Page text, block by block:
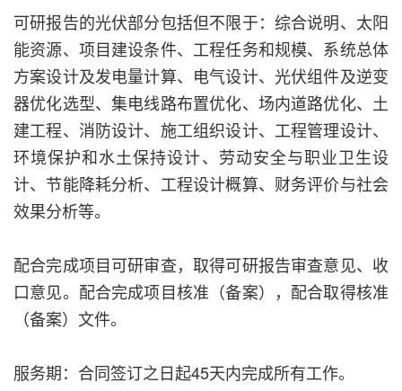
可研报告的光伏部分包括但不限于：综合说明、太阳
能资源、项目建设条件、工程任务和规模、系统总体
方案设计及发电量计算、电气设计、光伏组件及逆变
器优化选型、集电线路布置优化、场内道路优化、土
建工程、消防设计、施工组织设计、工程管理设计、
环境保护和水土保持设计、劳动安全与职业卫生设
计、节能降耗分析、工程设计概算、财务评价与社会
效果分析等。
配合完成项目可研审查，取得可研报告审查意见、收
口意见。配合完成项目核准（备案），配合取得核准
（备案）文件。
服务期：合同签订之日起45天内完成所有工作。